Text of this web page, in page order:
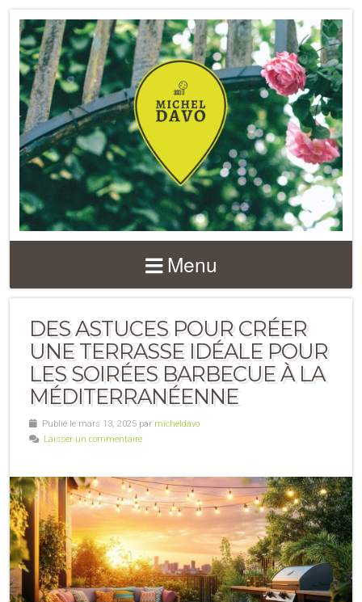
Menu
DES ASTUCES POUR CRÉER
UNE TERRASSE IDÉALE POUR
LES SOIRÉES BARBECUE À LA
MÉDITERRANÉENNE
Publié le mars 13, 2025 par micheldavo
Laisser un commentaire